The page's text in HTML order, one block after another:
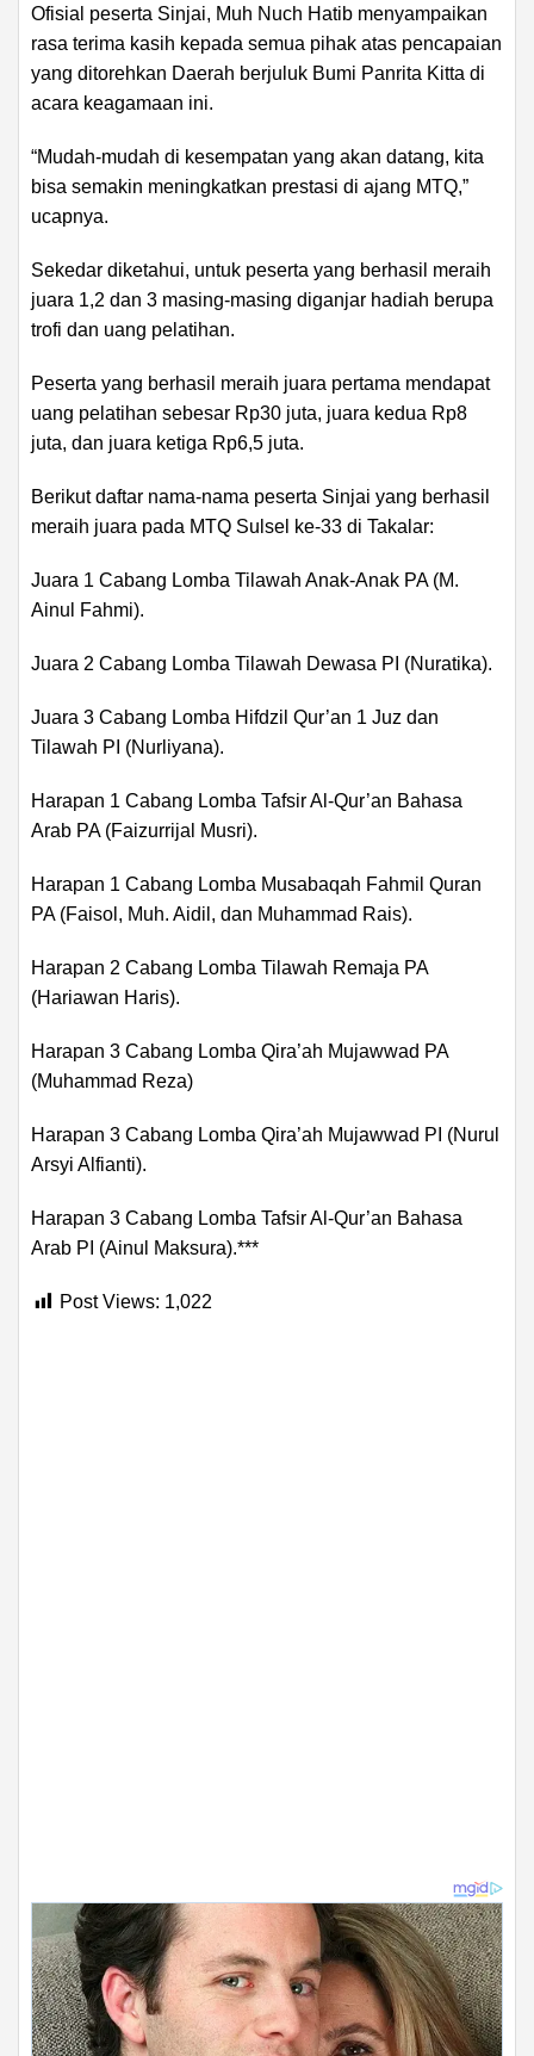
ADVERTISEMENT
Ofisial peserta Sinjai, Muh Nuch Hatib menyampaikan
rasa terima kasih kepada semua pihak atas pencapaian
yang ditorehkan Daerah berjuluk Bumi Panrita Kitta di
acara keagamaan ini.
“Mudah-mudah di kesempatan yang akan datang, kita
bisa semakin meningkatkan prestasi di ajang MTQ,”
ucapnya.
Sekedar diketahui, untuk peserta yang berhasil meraih
juara 1,2 dan 3 masing-masing diganjar hadiah berupa
trofi dan uang pelatihan.
Peserta yang berhasil meraih juara pertama mendapat
uang pelatihan sebesar Rp30 juta, juara kedua Rp8
juta, dan juara ketiga Rp6,5 juta.
Berikut daftar nama-nama peserta Sinjai yang berhasil
meraih juara pada MTQ Sulsel ke-33 di Takalar:
Juara 1 Cabang Lomba Tilawah Anak-Anak PA (M.
Ainul Fahmi).
Juara 2 Cabang Lomba Tilawah Dewasa PI (Nuratika).
Juara 3 Cabang Lomba Hifdzil Qur’an 1 Juz dan
Tilawah PI (Nurliyana).
Harapan 1 Cabang Lomba Tafsir Al-Qur’an Bahasa
Arab PA (Faizurrijal Musri).
Harapan 1 Cabang Lomba Musabaqah Fahmil Quran
PA (Faisol, Muh. Aidil, dan Muhammad Rais).
Harapan 2 Cabang Lomba Tilawah Remaja PA
(Hariawan Haris).
Harapan 3 Cabang Lomba Qira’ah Mujawwad PA
(Muhammad Reza)
Harapan 3 Cabang Lomba Qira’ah Mujawwad PI (Nurul
Arsyi Alfianti).
Harapan 3 Cabang Lomba Tafsir Al-Qur’an Bahasa
Arab PI (Ainul Maksura).***
Post Views: 1,022